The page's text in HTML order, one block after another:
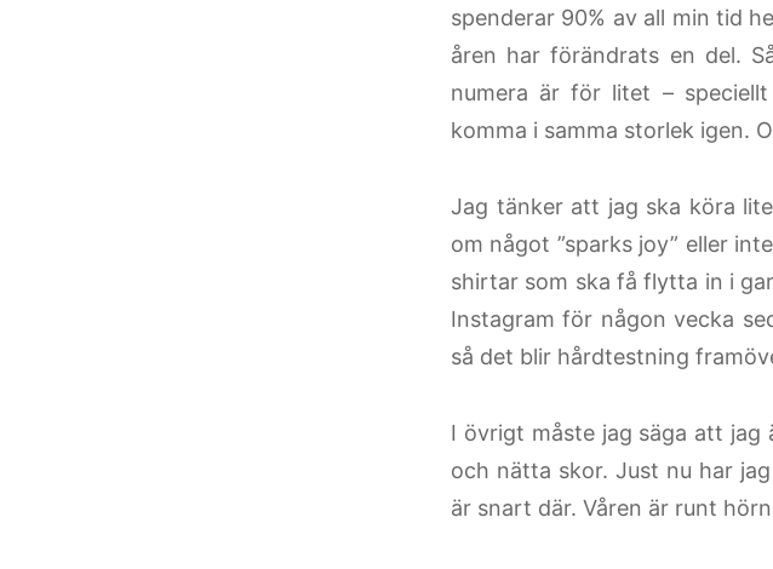
spenderar 90% av all min tid
åren har förändrats en del.
numera är för litet –
komma i samma storlek igen.
Jag tänker att jag ska köra
om något ”sparks joy” eller
shirtar som ska få flytta in i
Instagram för någon vecka
så det blir hårdtestning
I övrigt måste jag säga att jag
och nätta skor. Just nu har
är snart där. Våren är runt